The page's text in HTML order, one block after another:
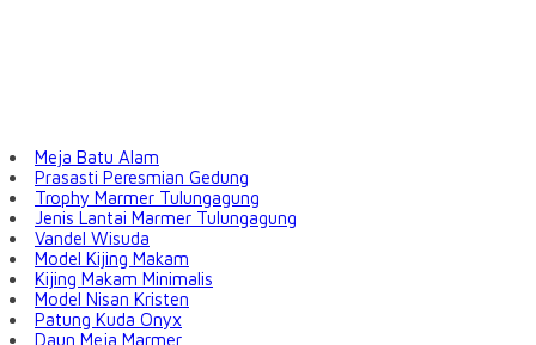
Meja Batu Alam
Prasasti Peresmian Gedung
Trophy Marmer Tulungagung
Jenis Lantai Marmer Tulungagung
Vandel Wisuda
Model Kijing Makam
Kijing Makam Minimalis
Model Nisan Kristen
Patung Kuda Onyx
Daun Meja Marmer